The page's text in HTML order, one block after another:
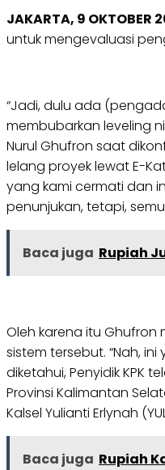
JAKARTA, 9 OKTOBER
untuk mengevaluasi
“Jadi, dulu ada
membubarkan leveling
Nurul Ghufron saat
lelang proyek lewat E-
yang kami cermati dan
penunjukan, tetapi,
Baca juga Rupiah
Oleh karena itu Ghufron
sistem tersebut. “Nah,
diketahui, Penyidik
Provinsi Kalimantan
Kalsel Yulianti Erlynah
Baca juga Rupiah